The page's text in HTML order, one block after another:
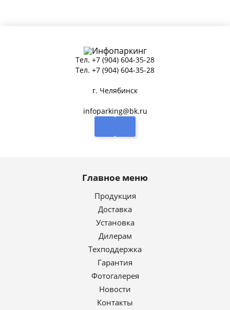
Тел. +7 (904) 604-35-28
Тел. +7 (904) 604-35-28
г. Челябинск
infoparking@bk.ru
Главное меню
Продукция
Доставка
Установка
Дилерам
Техподдержка
Гарантия
Фотогалерея
Новости
Контакты